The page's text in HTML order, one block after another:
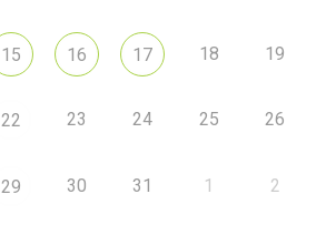
15 16 17 18 19
22 23 24 25 26
29 30 31 1 2